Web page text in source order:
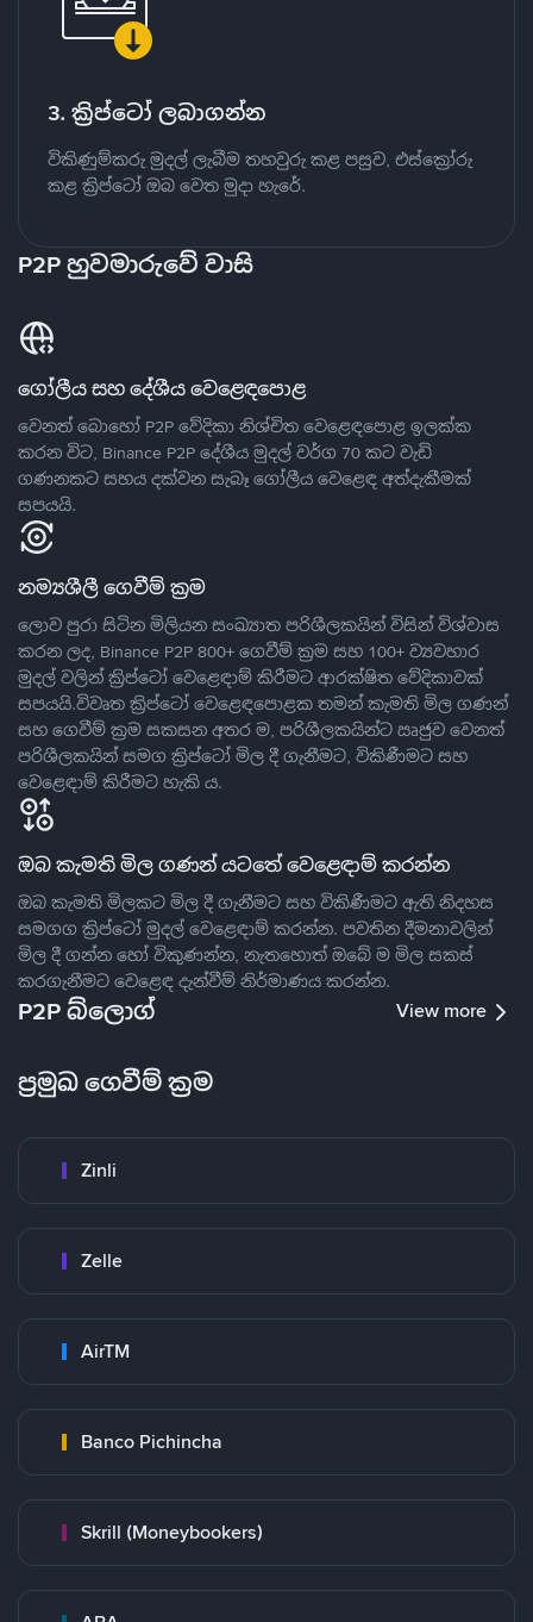
3. ක්‍රිප්ටෝ ලබාගන්න
විකිණුම්කරු මුදල් ලැබීම තහවුරු කළ පසුව, එස්ක්‍රෝරු
කළ ක්‍රිප්ටෝ ඔබ වෙත මුදා හැරේ.
P2P හුවමාරුවේ වාසි
ගෝලීය සහ දේශීය වෙළෙඳපොළ
වෙනත් බොහෝ P2P වේදිකා නිශ්චිත වෙළෙඳපොළ ඉලක්ක
කරන විට, Binance P2P දේශීය මුදල් වර්ග 70 කට වැඩි
ගණනකට සහය දක්වන සැබෑ ගෝලීය වෙළෙඳ අත්දැකීමක්
සපයයි.
නම්‍යශීලී ගෙවීම් ක්‍රම
ලොව පුරා සිටින මිලියන සංඛ්‍යාත පරිශීලකයින් විසින් විශ්වාස
කරන ලද, Binance P2P 800+ ගෙවීම් ක්‍රම සහ 100+ ව්‍යවහාර
මුදල් වලින් ක්‍රිප්ටෝ වෙළෙඳාම් කිරීමට ආරක්ෂිත වේදිකාවක්
සපයයි.විවෘත ක්‍රිප්ටෝ වෙළෙඳපොළක තමන් කැමති මිල ගණන්
සහ ගෙවීම් ක්‍රම සකසන අතර ම, පරිශීලකයින්ට ඍජුව වෙනත්
පරිශීලකයින් සමග ක්‍රිප්ටෝ මිල දී ගැනීමට, විකිණීමට සහ
වෙළෙඳාම් කිරීමට හැකි ය.
ඔබ කැමති මිල ගණන් යටතේ වෙළෙඳාම් කරන්න
ඔබ කැමති මිලකට මිල දී ගැනීමට සහ විකිණීමට ඇති නිදහස
සමගග ක්‍රිප්ටෝ මුදල් වෙළෙඳාම් කරන්න. පවතින දීමනාවලින්
මිල දී ගන්න හෝ විකුණන්න, නැතහොත් ඔබේ ම මිල සකස්
කරගැනීමට වෙළෙඳ දැන්වීම් නිර්මාණය කරන්න.
P2P බ්ලොග් View more
ප්‍රමුඛ ගෙවීම් ක්‍රම
Zinli
Zelle
AirTM
Banco Pichincha
Skrill (Moneybookers)